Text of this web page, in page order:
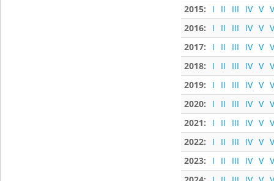
2015:
I II III IV V
2016:
I II III IV V
2017:
I II III IV V
2018:
I II III IV V
2019:
I II III IV V
2020:
I II III IV V
2021:
I II III IV V
2022:
I II III IV V
2023:
I II III IV V